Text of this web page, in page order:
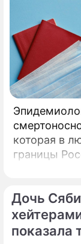
которая в
границы
угрозе: в
и
Дочь
показала